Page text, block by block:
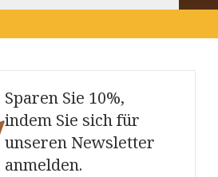
Sparen Sie 10%,
indem Sie sich für
unseren Newsletter
anmelden.